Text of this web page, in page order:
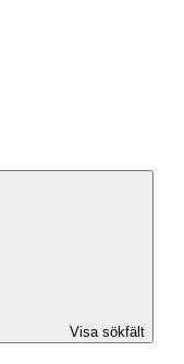
Visa sökfält